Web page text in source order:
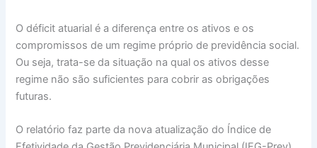
O déficit atuarial é a diferença entre os ativos e os
compromissos de um regime próprio de previdência social.
Ou seja, trata-se da situação na qual os ativos desse
regime não são suficientes para cobrir as obrigações
futuras.
O relatório faz parte da nova atualização do Índice de